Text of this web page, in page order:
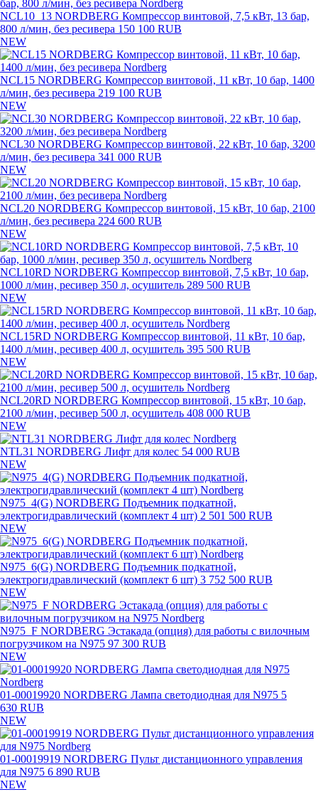
NCL10_13 NORDBERG Компрессор винтовой, 7,5 кВт, 13 бар,
800 л/мин, без ресивера 150 100 RUB
NEW
NCL15 NORDBERG Компрессор винтовой, 11 кВт, 10 бар, 1400
л/мин, без ресивера 219 100 RUB
NEW
NCL30 NORDBERG Компрессор винтовой, 22 кВт, 10 бар, 3200
л/мин, без ресивера 341 000 RUB
NEW
NCL20 NORDBERG Компрессор винтовой, 15 кВт, 10 бар, 2100
л/мин, без ресивера 224 600 RUB
NEW
NCL10RD NORDBERG Компрессор винтовой, 7,5 кВт, 10 бар,
1000 л/мин, ресивер 350 л, осушитель 289 500 RUB
NEW
NCL15RD NORDBERG Компрессор винтовой, 11 кВт, 10 бар,
1400 л/мин, ресивер 400 л, осушитель 395 500 RUB
NEW
NCL20RD NORDBERG Компрессор винтовой, 15 кВт, 10 бар,
2100 л/мин, ресивер 500 л, осушитель 408 000 RUB
NEW
NTL31 NORDBERG Лифт для колес 54 000 RUB
NEW
N975_4(G) NORDBERG Подъемник подкатной,
электрогидравлический (комплект 4 шт) 2 501 500 RUB
NEW
N975_6(G) NORDBERG Подъемник подкатной,
электрогидравлический (комплект 6 шт) 3 752 500 RUB
NEW
N975_F NORDBERG Эстакада (опция) для работы с вилочным
погрузчиком на N975 97 300 RUB
NEW
01-00019920 NORDBERG Лампа светодиодная для N975 5
630 RUB
NEW
01-00019919 NORDBERG Пульт дистанционного управления
для N975 6 890 RUB
NEW